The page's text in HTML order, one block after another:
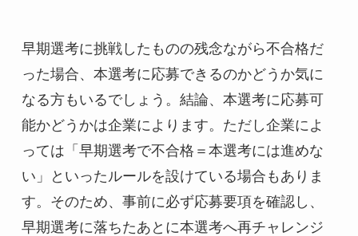
早期選考に挑戦したものの残念ながら不合格だ
った場合、本選考に応募できるのかどうか気に
なる方もいるでしょう。結論、本選考に応募可
能かどうかは企業によります。ただし企業によ
っては「早期選考で不合格＝本選考には進めな
い」といったルールを設けている場合もありま
す。そのため、事前に必ず応募要項を確認し、
早期選考に落ちたあとに本選考へ再チャレンジ